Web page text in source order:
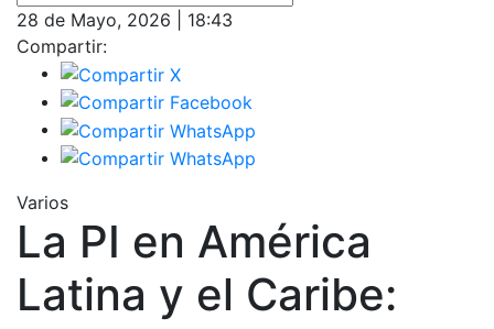
28 de Mayo, 2026 | 18:43
Compartir:
Varios
La PI en América
Latina y el Caribe: